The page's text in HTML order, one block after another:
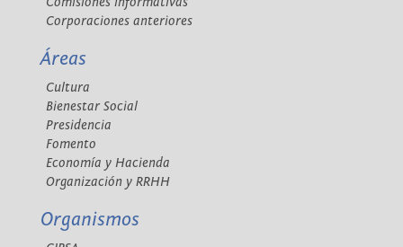
Corporaciones anteriores
Áreas
Cultura
Bienestar Social
Presidencia
Fomento
Economía y Hacienda
Organización y RRHH
Organismos